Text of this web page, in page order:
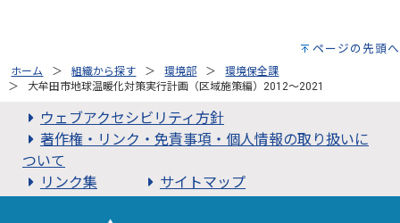
ページの先頭へ
ホーム 組織から探す 環境部
環境保全課
大牟田市地球温暖化対策実行計画（区域施策編）2012～2021
ウェブアクセシビリティ方針
著作権・リンク・免責事項・個人情報の取り扱いに
ついて
リンク集
サイトマップ